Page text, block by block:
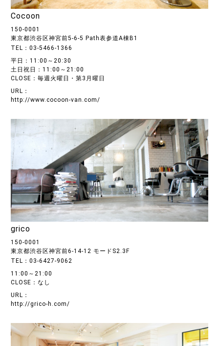
Cocoon
150-0001
東京都渋谷区神宮前5-6-5 Path表参道A棟B1
TEL：03-5466-1366
平日：11:00～20:30
土日祝日：11:00～21:00
CLOSE：毎週火曜日・第3月曜日
URL：
http://www.cocoon-van.com/
grico
150-0001
東京都渋谷区神宮前6-14-12 モードS2.3F
TEL：03-6427-9062
11:00～21:00
CLOSE：なし
URL：
http://grico-h.com/